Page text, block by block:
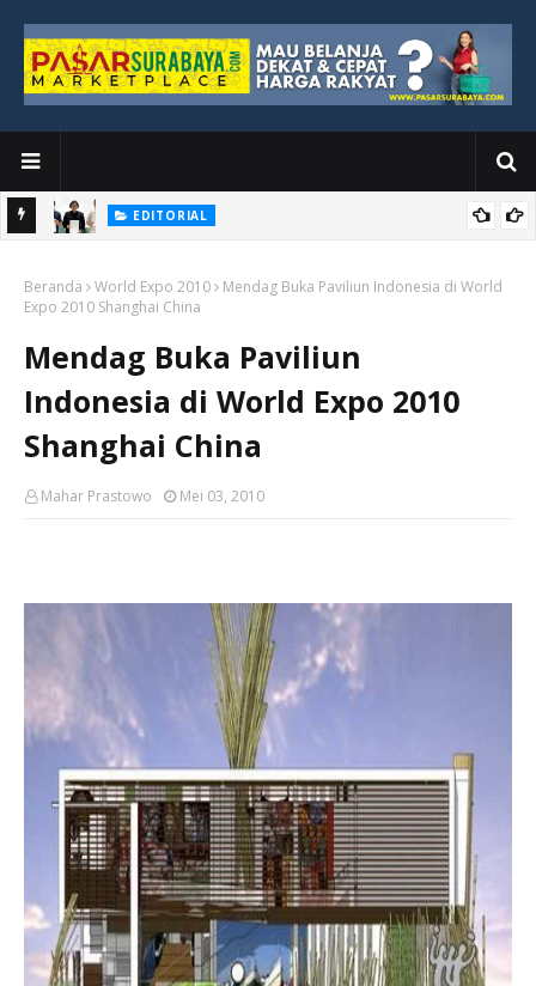
EDITORIAL
Beranda World Expo 2010
Mendag Buka Paviliun Indonesia di World
Expo 2010 Shanghai China
Mendag Buka Paviliun
Indonesia di World Expo 2010
Shanghai China
Mahar Prastowo Mei 03, 2010